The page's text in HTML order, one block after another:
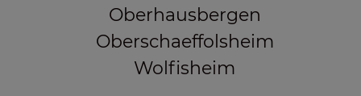
Oberhausbergen
Oberschaeffolsheim
Wolfisheim